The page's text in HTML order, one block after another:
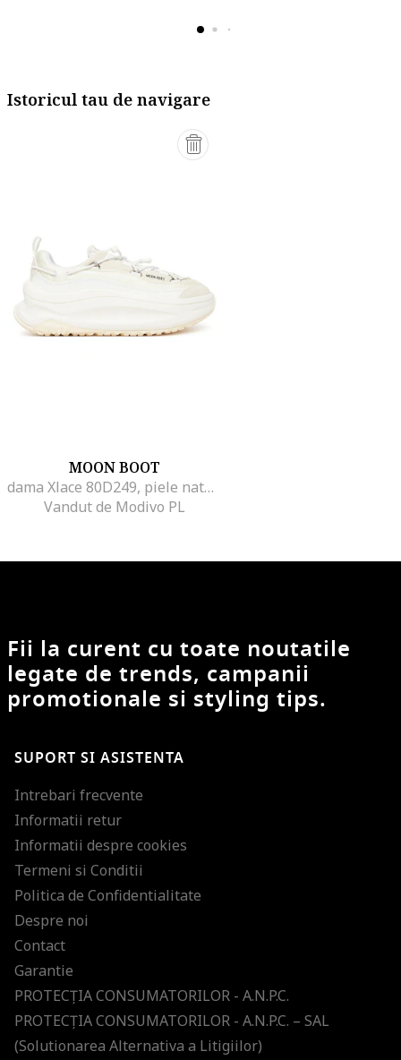
Istoricul tau de navigare
MOON BOOT
dama Xlace 80D249, piele naturala, alb, Alb
Vandut de Modivo PL
Fii la curent cu toate noutatile
legate de trends, campanii
promotionale si styling tips.
SUPORT SI ASISTENTA
Intrebari frecvente
Informatii retur
Informatii despre cookies
Termeni si Conditii
Politica de Confidentialitate
Despre noi
Contact
Garantie
PROTECŢIA CONSUMATORILOR - A.N.P.C.
PROTECŢIA CONSUMATORILOR - A.N.P.C. – SAL
(Solutionarea Alternativa a Litigiilor)